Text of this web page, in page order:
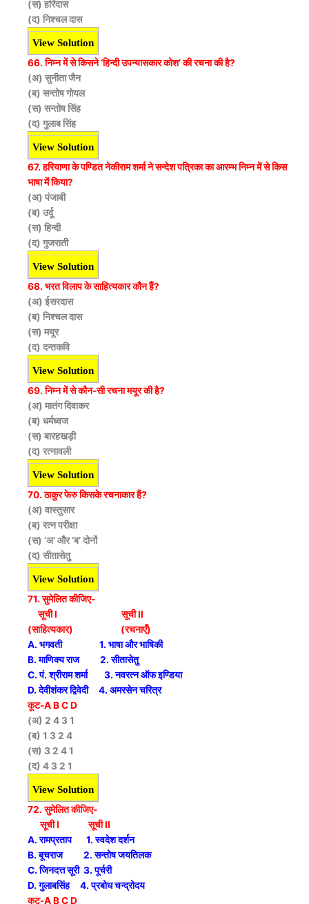
(स) हरिदास
(द) निश्चल दास
View Solution
66. निम्न में से किसने ‘हिन्दी उपन्यासकार कोश’ की रचना की है?
(अ) सुनीता जैन
(ब) सन्तोष गोयल
(स) सन्तोष सिंह
(द) गुलाब सिंह
View Solution
67. हरियाणा के पण्डित नेकीराम शर्मा ने सन्देश पत्रिका का आरम्भ निम्न में से किस
भाषा में किया?
(अ) पंजाबी
(ब) उर्दू
(स) हिन्दी
(द) गुजराती
View Solution
68. भरत विलाप के साहित्यकार कौन हैं?
(अ) ईसरदास
(ब) निश्चल दास
(स) मयूर
(द) दन्तकवि
View Solution
69. निम्न में से कौन-सी रचना मयूर की है?
(अ) मातंग दिवाकर
(ब) धर्मध्वज
(स) बारहखड़ी
(द) रत्नावली
View Solution
70. ठाकुर फेरु किसके रचनाकार हैं?
(अ) वास्तुसार
(ब) रत्न परीक्षा
(स) ‘अ’ और ‘ब’ दोनों
(द) सीतासेतु
View Solution
71. सुमेलित कीजिए-
सूची I सूची II
(साहित्यकार) (रचनाएँ)
A. भगवती 1. भाषा और भाषिकी
B. माणिक्य राज 2. सीतासेतु
C. पं. श्रीराम शर्मा 3. नवरत्न ऑफ इण्डिया
D. देवीशंकर द्विवेदी 4. अमरसेन चरित्र
कूट-A B C D
(अ) 2 4 3 1
(ब) 1 3 2 4
(स) 3 2 4 1
(द) 4 3 2 1
View Solution
72. सुमेलित कीजिए-
सूची I सूची II
A. रामप्रताप 1. स्वदेश दर्शन
B. बूचराज 2. सन्तोष जयतिलक
C. जिनदत्त सूरी 3. पूर्चरी
D. गुलाबसिंह 4. प्रबोध चन्द्रोदय
कूट-A B C D